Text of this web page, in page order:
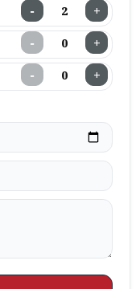
− +
− +
− +